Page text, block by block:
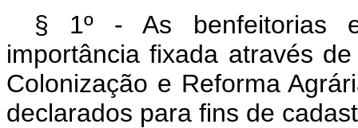
§ 1º - As benfeitorias
importância fixada através
Colonização e Reforma
declarados para fins de